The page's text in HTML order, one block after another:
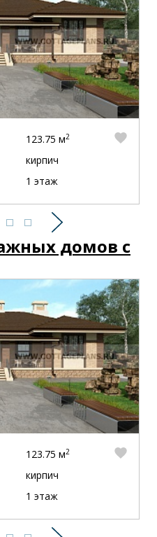
Следующий
123.75 м2
кирпич
1 этаж
домов с
123.75 м2
кирпич
1 этаж